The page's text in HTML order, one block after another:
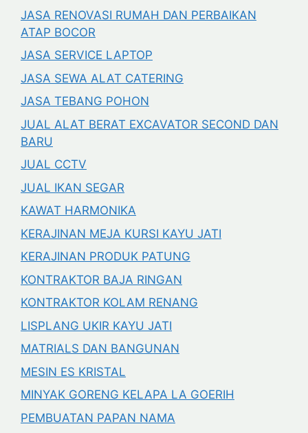
JASA RENOVASI RUMAH DAN PERBAIKAN
ATAP BOCOR
JASA SERVICE LAPTOP
JASA SEWA ALAT CATERING
JASA TEBANG POHON
JUAL ALAT BERAT EXCAVATOR SECOND DAN
BARU
JUAL CCTV
JUAL IKAN SEGAR
KAWAT HARMONIKA
KERAJINAN MEJA KURSI KAYU JATI
KERAJINAN PRODUK PATUNG
KONTRAKTOR BAJA RINGAN
KONTRAKTOR KOLAM RENANG
LISPLANG UKIR KAYU JATI
MATRIALS DAN BANGUNAN
MESIN ES KRISTAL
MINYAK GORENG KELAPA LA GOERIH
PEMBUATAN PAPAN NAMA